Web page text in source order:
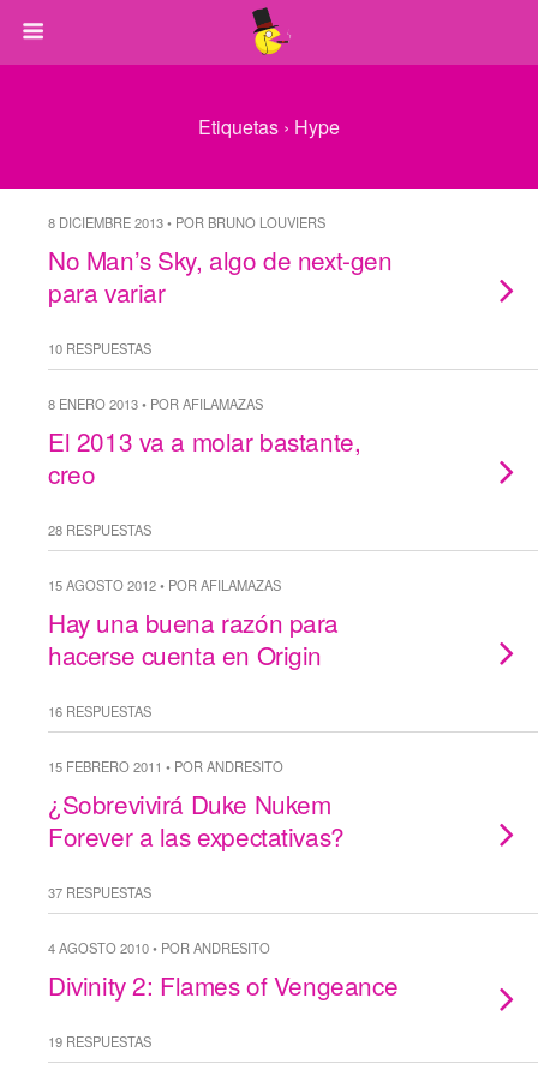
Etiquetas › Hype
8 DICIEMBRE 2013 • POR BRUNO LOUVIERS
No Man’s Sky, algo de next-gen
para variar
10 RESPUESTAS
8 ENERO 2013 • POR AFILAMAZAS
El 2013 va a molar bastante,
creo
28 RESPUESTAS
15 AGOSTO 2012 • POR AFILAMAZAS
Hay una buena razón para
hacerse cuenta en Origin
16 RESPUESTAS
15 FEBRERO 2011 • POR ANDRESITO
¿Sobrevivirá Duke Nukem
Forever a las expectativas?
37 RESPUESTAS
4 AGOSTO 2010 • POR ANDRESITO
Divinity 2: Flames of Vengeance
19 RESPUESTAS